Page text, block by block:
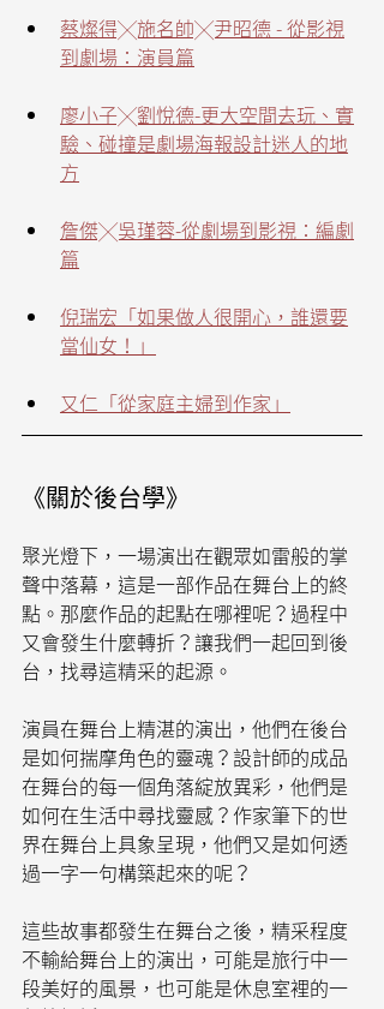
蔡燦得╳施名帥╳尹昭德 - 從影視
到劇場：演員篇
廖小子╳劉悅德-更大空間去玩、實
驗、碰撞是劇場海報設計迷人的地
方
詹傑╳吳瑾蓉-從劇場到影視：編劇
篇
倪瑞宏「如果做人很開心，誰還要
當仙女！」
又仁 「從家庭主婦到作家」
《關於後台學》
聚光燈下，一場演出在觀眾如雷般的掌
聲中落幕，這是一部作品在舞台上的終
點。那麼作品的起點在哪裡呢？過程中
又會發生什麼轉折？讓我們一起回到後
台，找尋這精采的起源。
演員在舞台上精湛的演出，他們在後台
是如何揣摩角色的靈魂？設計師的成品
在舞台的每一個角落綻放異彩，他們是
如何在生活中尋找靈感？作家筆下的世
界在舞台上具象呈現，他們又是如何透
過一字一句構築起來的呢？
這些故事都發生在舞台之後，精采程度
不輸給舞台上的演出，可能是旅行中一
段美好的風景，也可能是休息室裡的一